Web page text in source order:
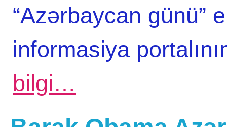
“Azərbaycan günü”
informasiya
bilgi…